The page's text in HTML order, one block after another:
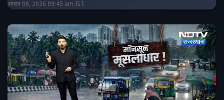
अगस्त 08, 2026 09:45 am IST